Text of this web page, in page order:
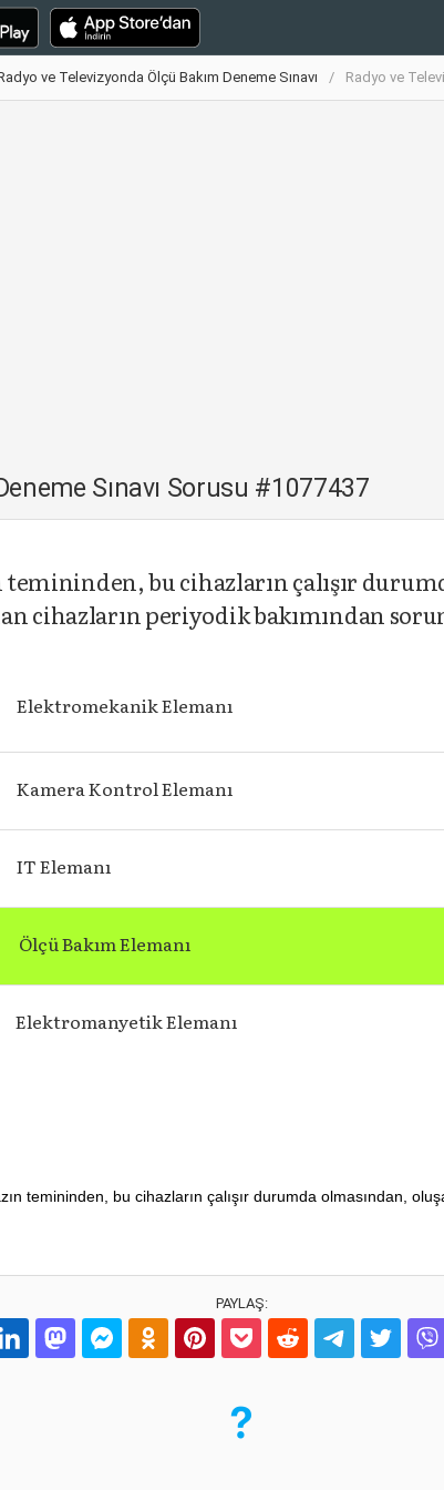
ve Televizyonda Ölçü Bakım Deneme Sınavı Radyo ve
Sınavı Sorusu #1077437
bu cihazların çalışır
cihazların periyodik bakımından
Elektromekanik Elemanı
Kamera Kontrol Elemanı
IT Elemanı
Ölçü Bakım Elemanı
Elektromanyetik Elemanı
temininden, bu cihazların çalışır durumda olmasından,
PAYLAŞ: